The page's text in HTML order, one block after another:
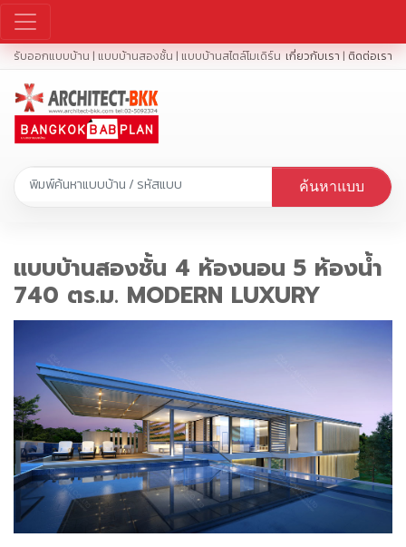
รับออกแบบบ้าน | แบบบ้านสองชั้น | แบบบ้านสไตล์โมเดิร์น เกี่ยวกับเรา | ติดต่อเรา
ค้นหาแบบ
แบบบ้านสองชั้น 4 ห้องนอน 5 ห้องน้ำ
740 ตร.ม. MODERN LUXURY